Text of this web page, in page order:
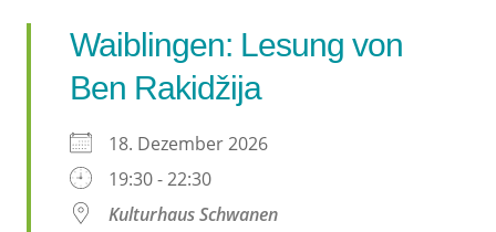
Waiblingen: Lesung von
Ben Rakidžija
18. Dezember 2026
19:30 - 22:30
Kulturhaus Schwanen